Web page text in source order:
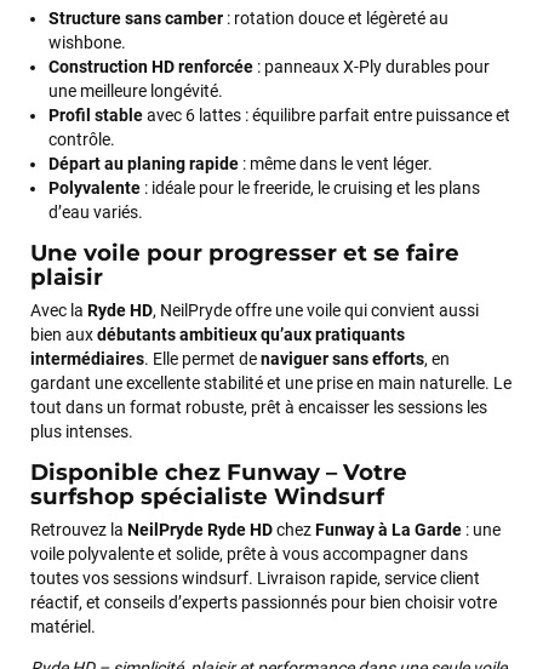
Structure sans camber : rotation douce et légèreté au
wishbone.
Construction HD renforcée : panneaux X-Ply durables pour
une meilleure longévité.
Profil stableavec 6 lattes : équilibre parfait entre puissance et
contrôle.
Départ au planing rapide : même dans le vent léger.
Polyvalente : idéale pour le freeride, le cruising et les plans
d’eau variés.
Une voile pour progresser et se faire
plaisir
Avec la Ryde HD, NeilPryde offre une voile qui convient aussi
bien auxdébutants ambitieux qu’aux pratiquants
intermédiaires. Elle permet denaviguer sans efforts, en
gardant une excellente stabilité et une prise en main naturelle. Le
tout dans un format robuste, prêt à encaisser les sessions les
plus intenses.
Disponible chez Funway – Votre
surfshop spécialiste Windsurf
Retrouvez la NeilPryde Ryde HDchezFunway à La Garde : une
voile polyvalente et solide, prête à vous accompagner dans
toutes vos sessions windsurf. Livraison rapide, service client
réactif, et conseils d’experts passionnés pour bien choisir votre
matériel.